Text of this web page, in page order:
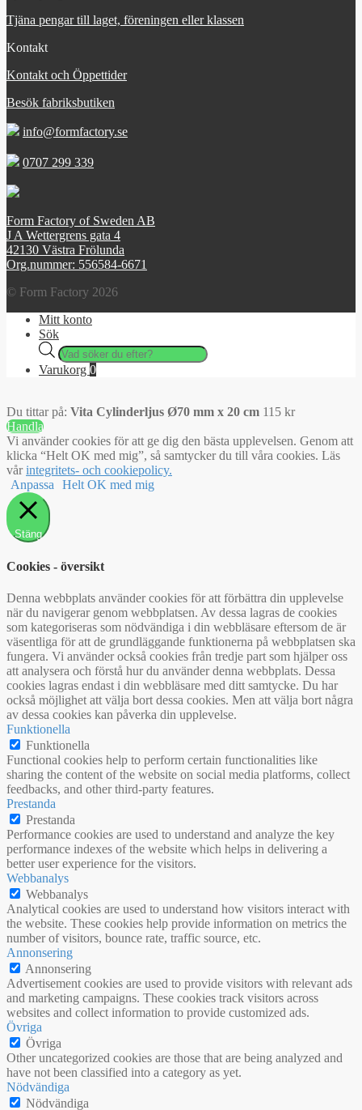
Tjäna pengar till laget, föreningen eller klassen
Kontakt
Kontakt och Öppettider
Besök fabriksbutiken
info@formfactory.se
0707 299 339
Form Factory of Sweden AB
J A Wettergrens gata 4
42130 Västra Frölunda
Org.nummer: 556584-6671
© Form Factory 2026
Mitt konto
Sök
Products
search
Varukorg 0
Du tittar på: Vita Cylinderljus Ø70 mm x 20 cm 115 kr
Handla
Vi använder cookies för att ge dig den bästa upplevelsen. Genom att
klicka “Helt OK med mig”, så samtycker du till våra cookies. Läs
vårintegritets- och cookiepolicy.
Anpassa
Helt OK med mig
Stäng
Cookies - översikt
Denna webbplats använder cookies för att förbättra din upplevelse
när du navigerar genom webbplatsen. Av dessa lagras de cookies
som kategoriseras som nödvändiga i din webbläsare eftersom de är
väsentliga för att de grundläggande funktionerna på webbplatsen ska
fungera. Vi använder också cookies från tredje part som hjälper oss
att analysera och förstå hur du använder denna webbplats. Dessa
cookies lagras endast i din webbläsare med ditt samtycke. Du har
också möjlighet att välja bort dessa cookies. Men att välja bort några
av dessa cookies kan påverka din upplevelse.
Funktionella
Funktionella
Functional cookies help to perform certain functionalities like
sharing the content of the website on social media platforms, collect
feedbacks, and other third-party features.
Prestanda
Prestanda
Performance cookies are used to understand and analyze the key
performance indexes of the website which helps in delivering a
better user experience for the visitors.
Webbanalys
Webbanalys
Analytical cookies are used to understand how visitors interact with
the website. These cookies help provide information on metrics the
number of visitors, bounce rate, traffic source, etc.
Annonsering
Annonsering
Advertisement cookies are used to provide visitors with relevant ads
and marketing campaigns. These cookies track visitors across
websites and collect information to provide customized ads.
Övriga
Övriga
Other uncategorized cookies are those that are being analyzed and
have not been classified into a category as yet.
Nödvändiga
Nödvändiga